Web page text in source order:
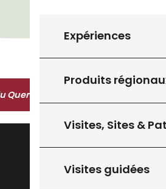
Expériences
Produits
Visites, Sites &
Visites guidées
Quercy et du Périgord